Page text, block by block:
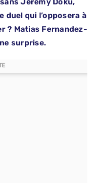
qui l’opposera à
? Matias Fernandez-
surprise.